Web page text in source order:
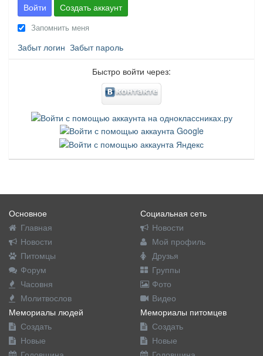
Войти Создать аккаунт
Запомнить меня
Забыт логин Забыт пароль
Быстро войти через:
Основное
Главная
Новости
Питомцы
Форум
Часовня
Молитвослов
Социальная сеть
Новости
Мой профиль
Друзья
Группы
Фото
Видео
Мемориалы людей
Создать
Новые
Мемориалы питомцев
Создать
Новые